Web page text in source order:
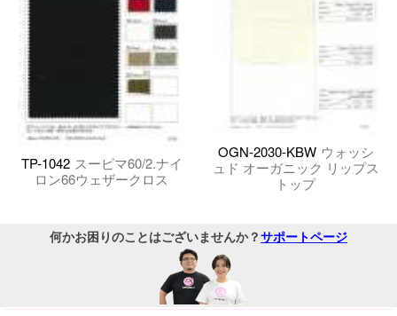
TP-1042 スーピマ60/2.ナイ
ロン66ウェザークロス
OGN-2030-KBW ウォッシ
ュド オーガニック リップス
トップ
何かお困りのことはございませんか？サポートページ